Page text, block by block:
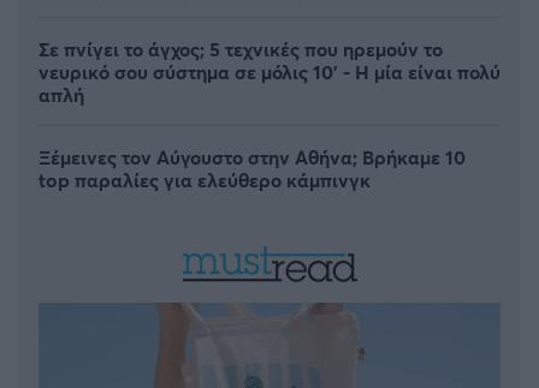
Σε πνίγει το άγχος; 5 τεχνικές που ηρεμούν το
νευρικό σου σύστημα σε μόλις 10' - Η μία είναι πολύ
απλή
Ξέμεινες τον Αύγουστο στην Αθήνα; Βρήκαμε 10
top παραλίες για ελεύθερο κάμπινγκ